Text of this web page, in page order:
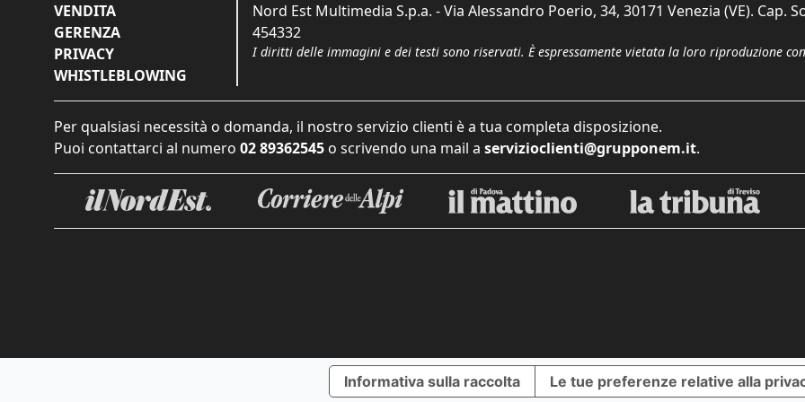
VENDITA
GERENZA
PRIVACY
WHISTLEBLOWING
Nord Est Multimedia S.p.a. - Via Alessandro Poerio, 34, 30171 Venezia (VE). Cap.
454332
I diritti delle immagini e dei testi sono riservati. È espressamente vietata la loro riproduzione
Per qualsiasi necessità o domanda, il nostro servizio clienti è a tua completa disposizione.
Puoi contattarci al numero 02 89362545 o scrivendo una mail a servizioclienti@grupponem.it.
Informativa sulla raccolta Le tue preferenze relative alla